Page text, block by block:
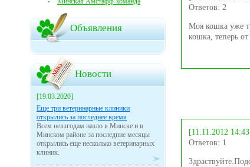
Объявления
Новости
[19.03.2020]
Еще три ветеринарные клиники
открылись за последнее время
Всем невзгодам назло в Минске и в
Минском районе за последние месяцы
открылись еще несколько ветеринарных
клиник.
Ответов: 2
Моя кошка уже
кошка, теперь
[11.11.2012
Ответов: 1